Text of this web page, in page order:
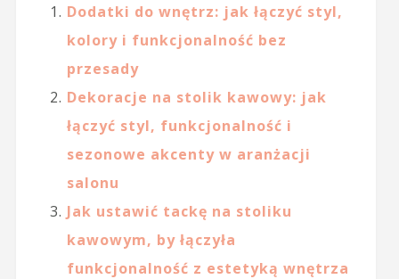
Dodatki do wnętrz: jak łączyć styl,
kolory i funkcjonalność bez
przesady
Dekoracje na stolik kawowy: jak
łączyć styl, funkcjonalność i
sezonowe akcenty w aranżacji
salonu
Jak ustawić tackę na stoliku
kawowym, by łączyła
funkcjonalność z estetyką wnętrza